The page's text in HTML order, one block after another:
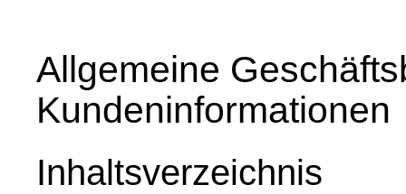
Allgemeine
Kundeninformationen
Inhaltsverzeichnis